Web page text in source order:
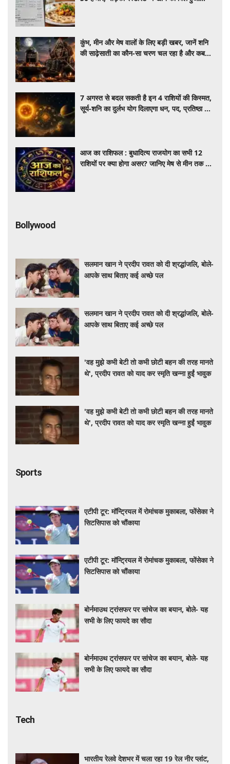
कुंभ, मीन और मेष वालों के लिए बड़ी खबर, जानें शनि
की साढ़ेसाती का कौन-सा चरण चल रहा है और कब
7 अगस्त से बदल सकती है इन 4 राशियों की किस्मत,
सूर्य-शनि का दुर्लभ योग दिलाएगा धन, पद, प्रतिष्ठा और
आज का राशिफल : बुधादित्य राजयोग का सभी 12
राशियों पर क्या होगा असर? जानिए मेष से मीन तक का
Bollywood
सलमान खान ने प्रदीप रावत को दी श्रद्धांजलि, बोले-
आपके साथ बिताए कई अच्छे पल
सलमान खान ने प्रदीप रावत को दी श्रद्धांजलि, बोले-
आपके साथ बिताए कई अच्छे पल
'वह मुझे कभी बेटी तो कभी छोटी बहन की तरह मानते
थे', प्रदीप रावत को याद कर स्मृति खन्ना हुईं भावुक
'वह मुझे कभी बेटी तो कभी छोटी बहन की तरह मानते
थे', प्रदीप रावत को याद कर स्मृति खन्ना हुईं भावुक
Sports
एटीपी टूर: मॉन्ट्रियल में रोमांचक मुकाबला, फोंसेका ने
सिटसिपास को चौंकाया
एटीपी टूर: मॉन्ट्रियल में रोमांचक मुकाबला, फोंसेका ने
सिटसिपास को चौंकाया
बोर्नमाउथ ट्रांसफर पर सांचेज का बयान, बोले- यह
सभी के लिए फायदे का सौदा
बोर्नमाउथ ट्रांसफर पर सांचेज का बयान, बोले- यह
सभी के लिए फायदे का सौदा
Tech
भारतीय रेलवे देशभर में चला रहा 19 रेल नीर प्लांट,